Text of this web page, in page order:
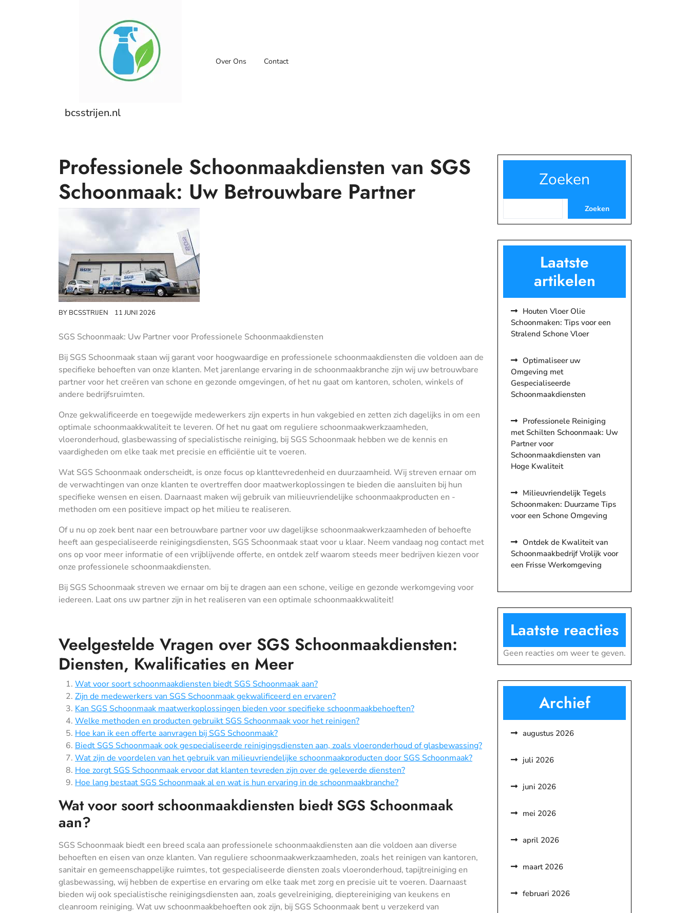
bcsstrijen.nl
Over Ons Contact
Professionele Schoonmaakdiensten van SGS
Schoonmaak: Uw Betrouwbare Partner
BY BCSSTRIJEN 11 JUNI 2026
SGS Schoonmaak: Uw Partner voor Professionele Schoonmaakdiensten
Bij SGS Schoonmaak staan wij garant voor hoogwaardige en professionele schoonmaakdiensten die voldoen aan de
specifieke behoeften van onze klanten. Met jarenlange ervaring in de schoonmaakbranche zijn wij uw betrouwbare
partner voor het creëren van schone en gezonde omgevingen, of het nu gaat om kantoren, scholen, winkels of
andere bedrijfsruimten.
Onze gekwalificeerde en toegewijde medewerkers zijn experts in hun vakgebied en zetten zich dagelijks in om een
optimale schoonmaakkwaliteit te leveren. Of het nu gaat om reguliere schoonmaakwerkzaamheden,
vloeronderhoud, glasbewassing of specialistische reiniging, bij SGS Schoonmaak hebben we de kennis en
vaardigheden om elke taak met precisie en efficiëntie uit te voeren.
Wat SGS Schoonmaak onderscheidt, is onze focus op klanttevredenheid en duurzaamheid. Wij streven ernaar om
de verwachtingen van onze klanten te overtreffen door maatwerkoplossingen te bieden die aansluiten bij hun
specifieke wensen en eisen. Daarnaast maken wij gebruik van milieuvriendelijke schoonmaakproducten en -
methoden om een positieve impact op het milieu te realiseren.
Of u nu op zoek bent naar een betrouwbare partner voor uw dagelijkse schoonmaakwerkzaamheden of behoefte
heeft aan gespecialiseerde reinigingsdiensten, SGS Schoonmaak staat voor u klaar. Neem vandaag nog contact met
ons op voor meer informatie of een vrijblijvende offerte, en ontdek zelf waarom steeds meer bedrijven kiezen voor
onze professionele schoonmaakdiensten.
Bij SGS Schoonmaak streven we ernaar om bij te dragen aan een schone, veilige en gezonde werkomgeving voor
iedereen. Laat ons uw partner zijn in het realiseren van een optimale schoonmaakkwaliteit!
Veelgestelde Vragen over SGS Schoonmaakdiensten:
Diensten, Kwalificaties en Meer
Wat voor soort schoonmaakdiensten biedt SGS Schoonmaak aan?
Zijn de medewerkers van SGS Schoonmaak gekwalificeerd en ervaren?
Kan SGS Schoonmaak maatwerkoplossingen bieden voor specifieke schoonmaakbehoeften?
Welke methoden en producten gebruikt SGS Schoonmaak voor het reinigen?
Hoe kan ik een offerte aanvragen bij SGS Schoonmaak?
Biedt SGS Schoonmaak ook gespecialiseerde reinigingsdiensten aan, zoals vloeronderhoud of glasbewassing?
Wat zijn de voordelen van het gebruik van milieuvriendelijke schoonmaakproducten door SGS Schoonmaak?
Hoe zorgt SGS Schoonmaak ervoor dat klanten tevreden zijn over de geleverde diensten?
Hoe lang bestaat SGS Schoonmaak al en wat is hun ervaring in de schoonmaakbranche?
Wat voor soort schoonmaakdiensten biedt SGS Schoonmaak
aan?
SGS Schoonmaak biedt een breed scala aan professionele schoonmaakdiensten aan die voldoen aan diverse
behoeften en eisen van onze klanten. Van reguliere schoonmaakwerkzaamheden, zoals het reinigen van kantoren,
sanitair en gemeenschappelijke ruimtes, tot gespecialiseerde diensten zoals vloeronderhoud, tapijtreiniging en
glasbewassing, wij hebben de expertise en ervaring om elke taak met zorg en precisie uit te voeren. Daarnaast
bieden wij ook specialistische reinigingsdiensten aan, zoals gevelreiniging, dieptereiniging van keukens en
cleanroom reiniging. Wat uw schoonmaakbehoeften ook zijn, bij SGS Schoonmaak bent u verzekerd van
Zoeken
Zoeken
Laatste
artikelen
Houten Vloer Olie
Schoonmaken: Tips voor een
Stralend Schone Vloer
Optimaliseer uw
Omgeving met
Gespecialiseerde
Schoonmaakdiensten
Professionele Reiniging
met Schilten Schoonmaak: Uw
Partner voor
Schoonmaakdiensten van
Hoge Kwaliteit
Milieuvriendelijk Tegels
Schoonmaken: Duurzame Tips
voor een Schone Omgeving
Ontdek de Kwaliteit van
Schoonmaakbedrijf Vrolijk voor
een Frisse Werkomgeving
Laatste reacties
Geen reacties om weer te geven.
Archief
augustus 2026
juli 2026
juni 2026
mei 2026
april 2026
maart 2026
februari 2026